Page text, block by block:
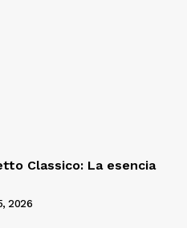
Classico: La esencia
2026